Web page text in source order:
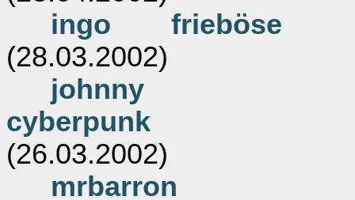
ingo frieböse
(28.03.2002)
johnny
cyberpunk
(26.03.2002)
mrbarron